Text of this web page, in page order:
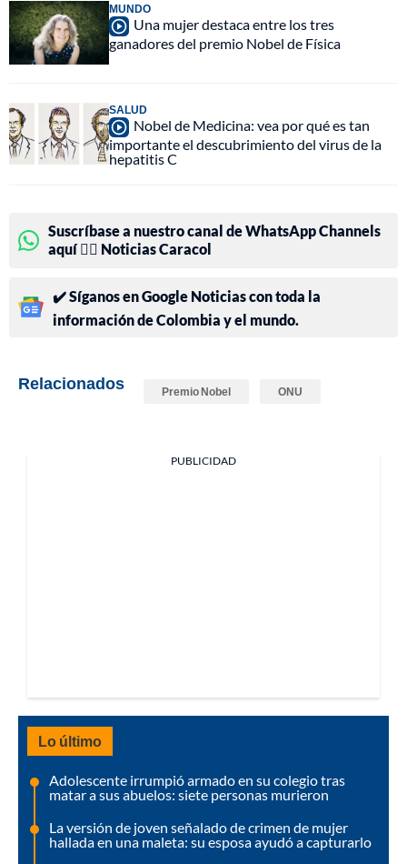
MUNDO
Una mujer destaca entre los tres
ganadores del premio Nobel de Física
SALUD
Nobel de Medicina: vea por qué es tan
importante el descubrimiento del virus de la
hepatitis C
Suscríbase a nuestro canal de WhatsApp Channels
aquí 👉🏻 Noticias Caracol
✔️ Síganos en Google Noticias con toda la
información de Colombia y el mundo.
Relacionados Premio Nobel ONU
PUBLICIDAD
Lo último
Adolescente irrumpió armado en su colegio tras
matar a sus abuelos: siete personas murieron
La versión de joven señalado de crimen de mujer
hallada en una maleta: su esposa ayudó a capturarlo